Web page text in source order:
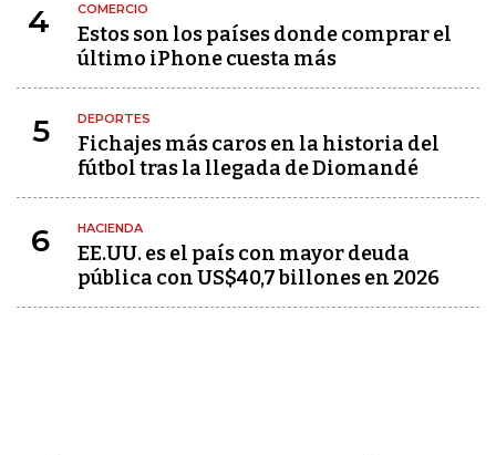
4 COMERCIO
Estos son los países donde comprar el
último iPhone cuesta más
5 DEPORTES
Fichajes más caros en la historia del
fútbol tras la llegada de Diomandé
6 HACIENDA
EE.UU. es el país con mayor deuda
pública con US$40,7 billones en 2026